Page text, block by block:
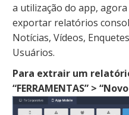
a utilização do app,
exportar relatórios
Notícias, Vídeos,
Usuários.
Para extrair um
“FERRAMENTAS” >